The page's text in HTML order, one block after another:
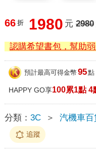
66 折 1980 元 2980
認購希望書包，幫助
預計最高可得金幣 95點
HAPPY GO享100累1點 4
分類： 3C ＞ 汽機車百
追蹤